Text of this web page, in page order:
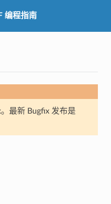
编程指南
最新 Bugfix 发布是